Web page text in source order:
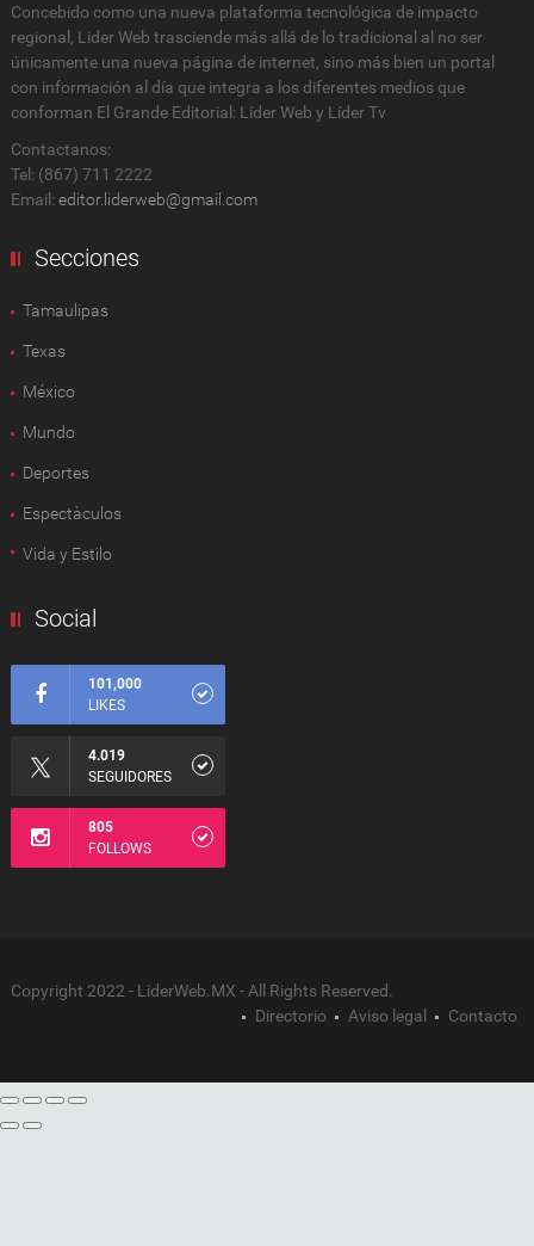
Concebido como una nueva plataforma tecnológica de impacto
regional, Lider Web trasciende más allá de lo tradicional al no ser
únicamente una nueva página de internet, sino más bien un portal
con información al día que integra a los diferentes medios que
conforman El Grande Editorial: Líder Web y Líder Tv
Contactanos:
Tel: (867) 711 2222
Email: editor.liderweb@gmail.com
Secciones
Tamaulipas
Texas
México
Mundo
Deportes
Espectàculos
Vida y Estilo
Social
101,000
LIKES
4.019
SEGUIDORES
805
FOLLOWS
Copyright 2022 - LiderWeb.MX - All Rights Reserved.
Directorio
Aviso legal Contacto